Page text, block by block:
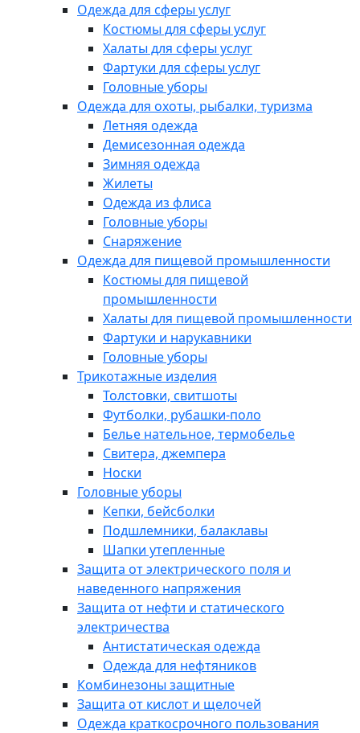
Одежда для сферы услуг
Костюмы для сферы услуг
Халаты для сферы услуг
Фартуки для сферы услуг
Головные уборы
Одежда для охоты, рыбалки, туризма
Летняя одежда
Демисезонная одежда
Зимняя одежда
Жилеты
Одежда из флиса
Головные уборы
Снаряжение
Одежда для пищевой промышленности
Костюмы для пищевой
промышленности
Халаты для пищевой промышленности
Фартуки и нарукавники
Головные уборы
Трикотажные изделия
Толстовки, свитшоты
Футболки, рубашки-поло
Белье нательное, термобелье
Свитера, джемпера
Носки
Головные уборы
Кепки, бейсболки
Подшлемники, балаклавы
Шапки утепленные
Защита от электрического поля и
наведенного напряжения
Защита от нефти и статического
электричества
Антистатическая одежда
Одежда для нефтяников
Комбинезоны защитные
Защита от кислот и щелочей
Одежда краткосрочного пользования